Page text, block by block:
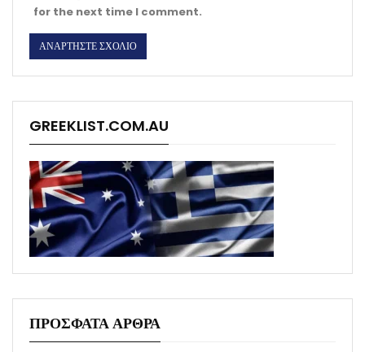
for the next time I comment.
GREEKLIST.COM.AU
ΠΡΟΣΦΑΤΑ ΑΡΘΡΑ